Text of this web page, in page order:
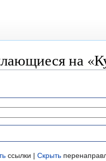
на
ссылки | Скрыть